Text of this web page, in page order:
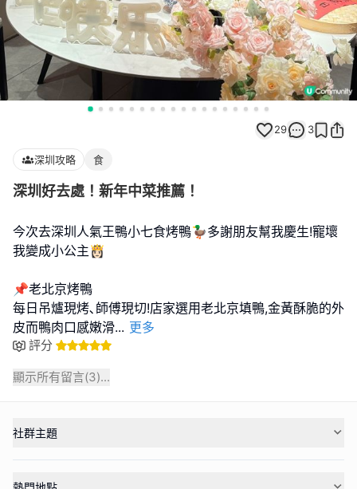
29 3
深圳攻略 食
深圳好去處！新年中菜推薦！
今次去深圳人氣王鴨小七食烤鴨🦆多謝朋友幫我慶生!寵壞
我變成小公主👸🏻
📌老北京烤鴨
每日吊爐現烤､師傅現切!店家選用老北京填鴨,金黃酥脆的外
皮而鴨肉口感嫩滑... 更多
評分
顯示所有留言(3)...
社群主題